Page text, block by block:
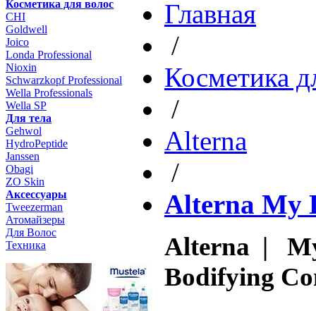
Косметика для волос
CHI
Goldwell
Joico
Londa Professional
Nioxin
Schwarzkopf Professional
Wella Professionals
Wella SP
Для тела
Gehwol
HydroPeptide
Janssen
Obagi
ZO Skin
Aксессуары
Tweezerman
Атомайзеры
Для Волос
Техника
Главная
/
Косметика
/
Altеrna
/
Alterna My
Alterna |
Bodifying